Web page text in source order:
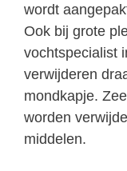
wordt
Ook bij grote
vochtspecialist
verwijderen
mondkapje.
worden
middelen.